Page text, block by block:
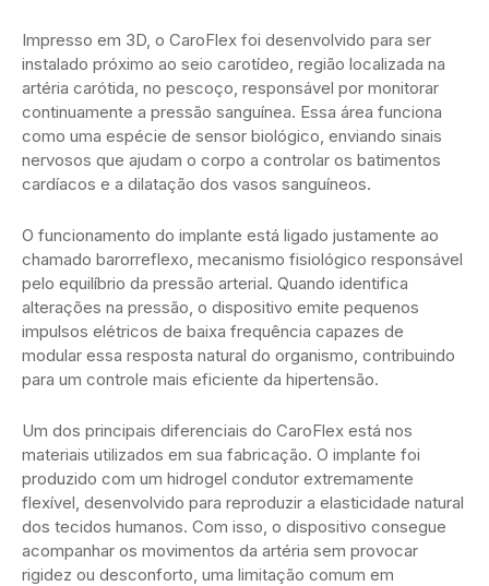
Impresso em 3D, o CaroFlex foi desenvolvido para ser
instalado próximo ao seio carotídeo, região localizada na
artéria carótida, no pescoço, responsável por monitorar
continuamente a pressão sanguínea. Essa área funciona
como uma espécie de sensor biológico, enviando sinais
nervosos que ajudam o corpo a controlar os batimentos
cardíacos e a dilatação dos vasos sanguíneos.
O funcionamento do implante está ligado justamente ao
chamado barorreflexo, mecanismo fisiológico responsável
pelo equilíbrio da pressão arterial. Quando identifica
alterações na pressão, o dispositivo emite pequenos
impulsos elétricos de baixa frequência capazes de
modular essa resposta natural do organismo, contribuindo
para um controle mais eficiente da hipertensão.
Um dos principais diferenciais do CaroFlex está nos
materiais utilizados em sua fabricação. O implante foi
produzido com um hidrogel condutor extremamente
flexível, desenvolvido para reproduzir a elasticidade natural
dos tecidos humanos. Com isso, o dispositivo consegue
acompanhar os movimentos da artéria sem provocar
rigidez ou desconforto, uma limitação comum em